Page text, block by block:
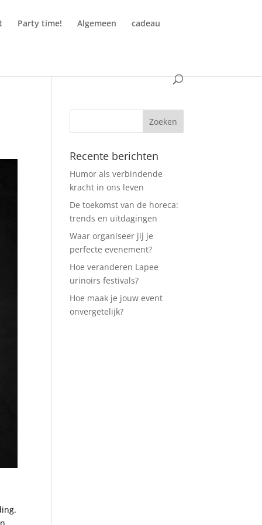
Party time! Algemeen cadeau
Recente berichten
Humor als verbindende
kracht in ons leven
De toekomst van de horeca:
trends en uitdagingen
Waar organiseer jij je
perfecte evenement?
Hoe veranderen Lapee
urinoirs festivals?
Hoe maak je jouw event
onvergetelijk?